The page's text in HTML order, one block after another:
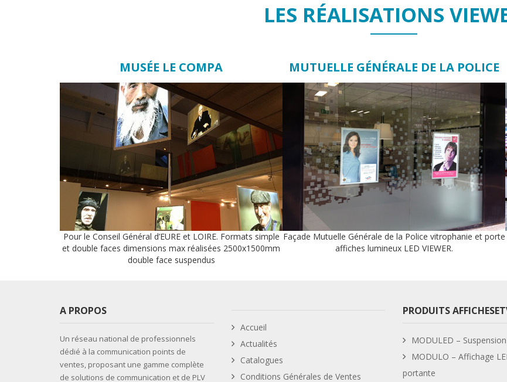
LES RÉALISATIONS
MUSÉE LE COMPA
Pour le Conseil Général d’EURE et LOIRE. Formats simple
et double faces dimensions max réalisées 2500x1500mm
double face suspendus
MUTUELLE GÉNÉRALE DE LA POLICE
Façade Mutuelle Générale de la Police vitrophanie et porte
affiches lumineux LED VIEWER.
A PROPOS
Un réseau national de professionnels
dédié à la communication points de
ventes, proposant une gamme complète
de solutions de communication et de PLV
Accueil
Actualités
Catalogues
Conditions Générales de Ventes
PRODUITS
MODULED –
MODULO – Affichage
portante